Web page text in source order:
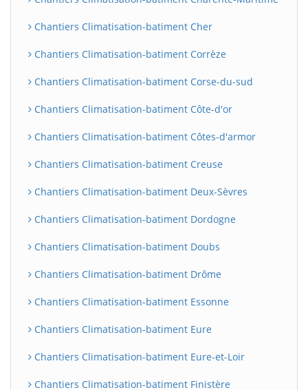
Chantiers Climatisation-batiment Cher
Chantiers Climatisation-batiment Corrèze
Chantiers Climatisation-batiment Corse-du-sud
Chantiers Climatisation-batiment Côte-d'or
Chantiers Climatisation-batiment Côtes-d'armor
Chantiers Climatisation-batiment Creuse
Chantiers Climatisation-batiment Deux-Sèvres
Chantiers Climatisation-batiment Dordogne
Chantiers Climatisation-batiment Doubs
Chantiers Climatisation-batiment Drôme
Chantiers Climatisation-batiment Essonne
Chantiers Climatisation-batiment Eure
Chantiers Climatisation-batiment Eure-et-Loir
Chantiers Climatisation-batiment Finistère